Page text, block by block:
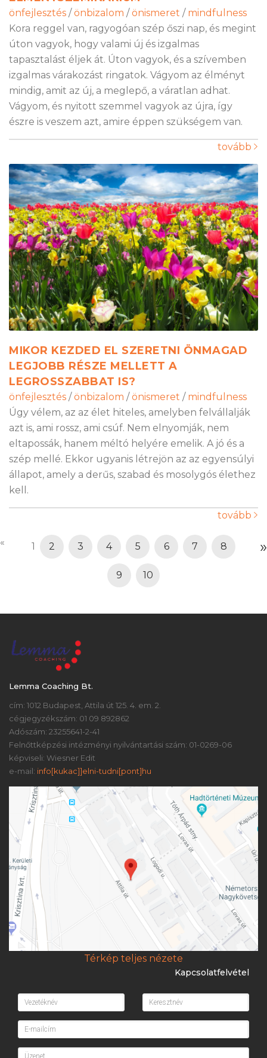
önfejlesztés / önbizalom / önismeret / mindfulness
Kora reggel van, ragyogóan szép őszi nap, és megint
úton vagyok, hogy valami új és izgalmas
tapasztalást éljek át. Úton vagyok, és a szívemben
izgalmas várakozást ringatok. Vágyom az élményt
mindig, amit az új, a meglepő, a váratlan adhat.
Vágyom, és nyitott szemmel vagyok az újra, így
észre is veszem azt, amire éppen szükségem van.
tovább
MIKOR KEZDED EL SZERETNI ÖNMAGAD
LEGJOBB RÉSZE MELLETT A
LEGROSSZABBAT IS?
önfejlesztés / önbizalom / önismeret / mindfulness
Úgy vélem, az az élet hiteles, amelyben felvállalják
azt is, ami rossz, ami csúf. Nem elnyomják, nem
eltapossák, hanem méltó helyére emelik. A jó és a
szép mellé. Ekkor ugyanis létrejön az az egyensúlyi
állapot, amely a derűs, szabad és mosolygós élethez
kell.
tovább
« 1 2 3 4 5 6 7 8
9 10
»
Lemma Coaching Bt.
cím: 1012 Budapest, Attila út 125. 4. em. 2.
cégjegyzékszám: 01 09 892862
Adószám: 23255641-2-41
Felnőttképzési intézményi nyilvántartási szám: 01-0269-06
képviseli: Wiesner Edit
e-mail: info[kukac]]elni-tudni[pont]hu
Térkép teljes nézete
Kapcsolatfelvétel